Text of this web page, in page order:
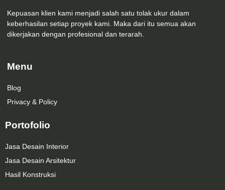
Kepuasan klien kami menjadi salah satu tolak ukur dalam
keberhasilan setiap proyek kami. Maka dari itu semua akan
dikerjakan dengan profesional dan terarah.
Menu
Blog
Privacy & Policy
Portofolio
Jasa Desain Interior
Jasa Desain Arsitektur
Hasil Konstruksi